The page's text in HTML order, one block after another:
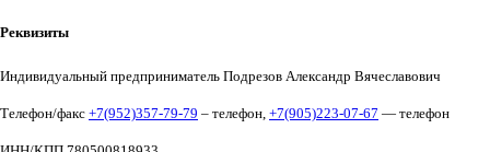
Реквизиты
Индивидуальный предприниматель Подрезов Александр Вячеславович
Телефон/факс +7(952)357-79-79 – телефон, +7(905)223-07-67 — телефон